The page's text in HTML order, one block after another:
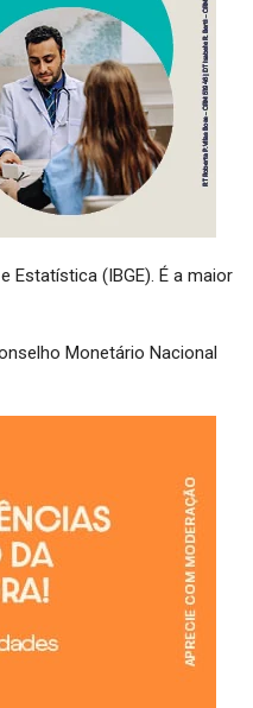
Estatística (IBGE). É a maior
Monetário Nacional